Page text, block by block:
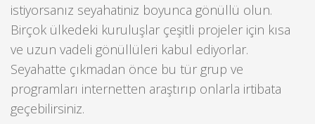
istiyorsanız seyahatiniz boyunca gönüllü olun.
Birçok ülkedeki kuruluşlar çeşitli projeler için kısa
ve uzun vadeli gönüllüleri kabul ediyorlar.
Seyahatte çıkmadan önce bu tür grup ve
programları internetten araştırıp onlarla irtibata
geçebilirsiniz.